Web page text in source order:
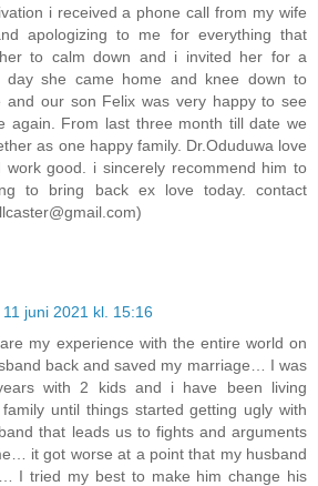
i received a phone call from my wife
apologizing to me for everything that
to calm down and i invited her for a
day she came home and knee down to
and our son Felix was very happy to see
again. From last three month till date we
as one happy family. Dr.Oduduwa love
work good. i sincerely recommend him to
to bring back ex love today. contact
11 juni 2021 kl. 15:16
my experience with the entire world on
back and saved my marriage… I was
with 2 kids and i have been living
until things started getting ugly with
that leads us to fights and arguments
it got worse at a point that my husband
I tried my best to make him change his